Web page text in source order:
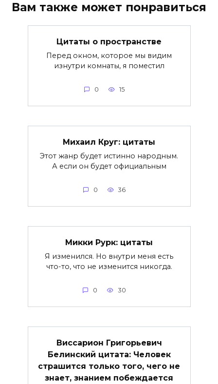
Вам также может понравиться
Цитаты о пространстве
Перед окном, которое мы видим
изнутри комнаты, я поместил
0 15
Михаил Круг: цитаты
Этот жанр будет истинно народным.
А если он будет официальным
0 36
Микки Рурк: цитаты
Я изменился. Но внутри меня есть
что-то, что не изменится никогда.
0 30
Виссарион Григорьевич
Белинский цитата: Человек
страшится только того, чего не
знает, знанием побеждается